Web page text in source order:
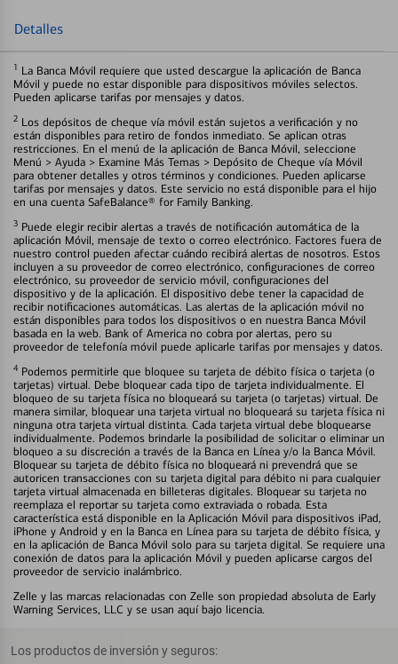
Detalles
1 La Banca Móvil requiere que usted descargue la aplicación de Banca
Móvil y puede no estar disponible para dispositivos móviles selectos.
Pueden aplicarse tarifas por mensajes y datos.
2 Los depósitos de cheque vía móvil están sujetos a verificación y no
están disponibles para retiro de fondos inmediato. Se aplican otras
restricciones. En el menú de la aplicación de Banca Móvil, seleccione
Menú > Ayuda > Examine Más Temas > Depósito de Cheque vía Móvil
para obtener detalles y otros términos y condiciones. Pueden aplicarse
tarifas por mensajes y datos. Este servicio no está disponible para el hijo
en una cuenta SafeBalance® for Family Banking.
3 Puede elegir recibir alertas a través de notificación automática de la
aplicación Móvil, mensaje de texto o correo electrónico. Factores fuera de
nuestro control pueden afectar cuándo recibirá alertas de nosotros. Estos
incluyen a su proveedor de correo electrónico, configuraciones de correo
electrónico, su proveedor de servicio móvil, configuraciones del
dispositivo y de la aplicación. El dispositivo debe tener la capacidad de
recibir notificaciones automáticas. Las alertas de la aplicación móvil no
están disponibles para todos los dispositivos o en nuestra Banca Móvil
basada en la web. Bank of America no cobra por alertas, pero su
proveedor de telefonía móvil puede aplicarle tarifas por mensajes y datos.
4 Podemos permitirle que bloquee su tarjeta de débito física o tarjeta (o
tarjetas) virtual. Debe bloquear cada tipo de tarjeta individualmente. El
bloqueo de su tarjeta física no bloqueará su tarjeta (o tarjetas) virtual. De
manera similar, bloquear una tarjeta virtual no bloqueará su tarjeta física ni
ninguna otra tarjeta virtual distinta. Cada tarjeta virtual debe bloquearse
individualmente. Podemos brindarle la posibilidad de solicitar o eliminar un
bloqueo a su discreción a través de la Banca en Línea y/o la Banca Móvil.
Bloquear su tarjeta de débito física no bloqueará ni prevendrá que se
autoricen transacciones con su tarjeta digital para débito ni para cualquier
tarjeta virtual almacenada en billeteras digitales. Bloquear su tarjeta no
reemplaza el reportar su tarjeta como extraviada o robada. Esta
característica está disponible en la Aplicación Móvil para dispositivos iPad,
iPhone y Android y en la Banca en Línea para su tarjeta de débito física, y
en la aplicación de Banca Móvil solo para su tarjeta digital. Se requiere una
conexión de datos para la aplicación Móvil y pueden aplicarse cargos del
proveedor de servicio inalámbrico.
Zelle y las marcas relacionadas con Zelle son propiedad absoluta de Early
Warning Services, LLC y se usan aquí bajo licencia.
Los productos de inversión y seguros: